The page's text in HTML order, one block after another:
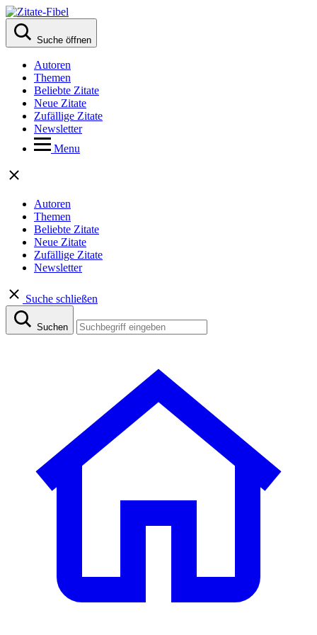
Suche öffnen
Autoren
Themen
Beliebte Zitate
Neue Zitate
Zufällige Zitate
Newsletter
Menu
Autoren
Themen
Beliebte Zitate
Neue Zitate
Zufällige Zitate
Newsletter
Suche schließen
Suchen